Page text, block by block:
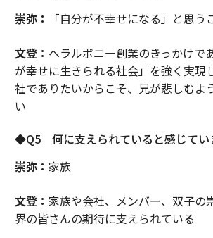
崇弥：
「自分が不幸せになる」と思う
文登： ヘラルボニー創業のきっかけで
が幸せに生きられる社会」を強く実現
社でありたいからこそ、兄が悲しむよ
い
◆Q5 何に支えられていると感じてい
崇弥： 家族
文登： 家族や会社、メンバー、双子の
界の皆さんの期待に支えられている